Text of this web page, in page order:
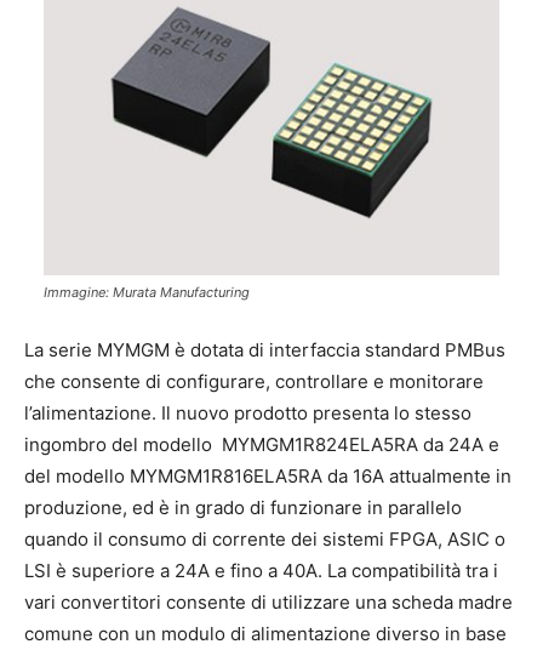
Immagine: Murata Manufacturing
La serie MYMGM è dotata di interfaccia standard PMBus
che consente di configurare, controllare e monitorare
l’alimentazione. Il nuovo prodotto presenta lo stesso
ingombro del modello MYMGM1R824ELA5RA da 24A e
del modello MYMGM1R816ELA5RA da 16A attualmente in
produzione, ed è in grado di funzionare in parallelo
quando il consumo di corrente dei sistemi FPGA, ASIC o
LSI è superiore a 24A e fino a 40A. La compatibilità tra i
vari convertitori consente di utilizzare una scheda madre
comune con un modulo di alimentazione diverso in base